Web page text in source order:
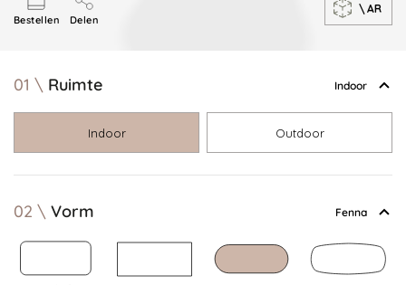
\ AR
Bestellen Delen
01 Ruimte Indoor
Indoor Outdoor
02 Vorm Fenna